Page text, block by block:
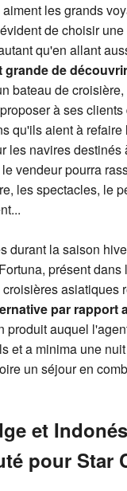
les grands
de choisir
qu'en allant
grande de
bateau de
à ses
qu'ils aient à refaire
les navires
vendeur pourra
les spectacles, le
durant la saison
présent dans
croisières asiatiques
par rapport
produit auquel
et a minima une
un séjour en
et
pour Star